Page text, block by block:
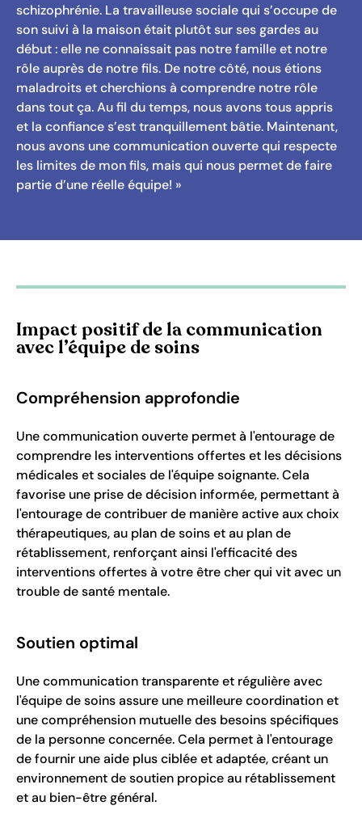
schizophrénie. La travailleuse sociale qui s’occupe de
son suivi à la maison était plutôt sur ses gardes au
début : elle ne connaissait pas notre famille et notre
rôle auprès de notre fils. De notre côté, nous étions
maladroits et cherchions à comprendre notre rôle
dans tout ça. Au fil du temps, nous avons tous appris
et la confiance s’est tranquillement bâtie. Maintenant,
nous avons une communication ouverte qui respecte
les limites de mon fils, mais qui nous permet de faire
partie d’une réelle équipe! »
Impact positif de la communication
avec l’équipe de soins
Compréhension approfondie
Une communication ouverte permet à l'entourage de
comprendre les interventions offertes et les décisions
médicales et sociales de l'équipe soignante. Cela
favorise une prise de décision informée, permettant à
l'entourage de contribuer de manière active aux choix
thérapeutiques, au plan de soins et au plan de
rétablissement, renforçant ainsi l'efficacité des
interventions offertes à votre être cher qui vit avec un
trouble de santé mentale.
Soutien optimal
Une communication transparente et régulière avec
l'équipe de soins assure une meilleure coordination et
une compréhension mutuelle des besoins spécifiques
de la personne concernée. Cela permet à l'entourage
de fournir une aide plus ciblée et adaptée, créant un
environnement de soutien propice au rétablissement
et au bien-être général.